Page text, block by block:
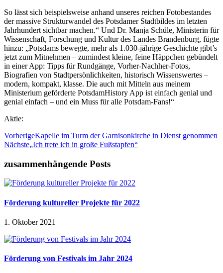
So lässt sich beispielsweise anhand unseres reichen Fotobestandes
der massive Strukturwandel des Potsdamer Stadtbildes im letzten
Jahrhundert sichtbar machen.“ Und Dr. Manja Schüle, Ministerin für
Wissenschaft, Forschung und Kultur des Landes Brandenburg, fügte
hinzu: „Potsdams bewegte, mehr als 1.030-jährige Geschichte gibt’s
jetzt zum Mitnehmen – zumindest kleine, feine Häppchen gebündelt
in einer App: Tipps für Rundgänge, Vorher-Nachher-Fotos,
Biografien von Stadtpersönlichkeiten, historisch Wissenswertes –
modern, kompakt, klasse. Die auch mit Mitteln aus meinem
Ministerium geförderte PotsdamHistory App ist einfach genial und
genial einfach – und ein Muss für alle Potsdam-Fans!“
Aktie:
VorherigeKapelle im Turm der Garnisonkirche in Dienst genommen
Nächste„Ich trete ich in große Fußstapfen“
zusammenhängende Posts
Förderung kultureller Projekte für 2022
1. Oktober 2021
Förderung von Festivals im Jahr 2024